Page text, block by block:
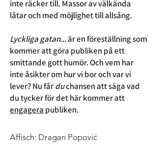
inte räcker till. Massor av välkända
låtar och med möjlighet till allsång.
Lyckliga gatan...är en föreställning som
kommer att göra publiken på ett
smittande gott humör.Och vem har
inte åsikter om hur vi bor och var vi
lever? Nu fårduchansen att säga vad
du tycker för det här kommer att
engagera publiken.
Affisch: Dragan Popović